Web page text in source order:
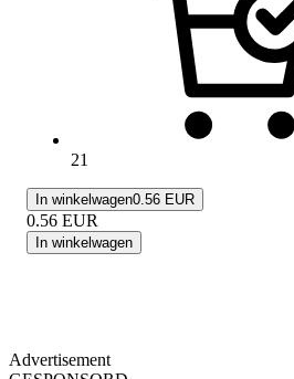
21
In winkelwagen0.56 EUR
0.56 EUR
In winkelwagen
Advertisement